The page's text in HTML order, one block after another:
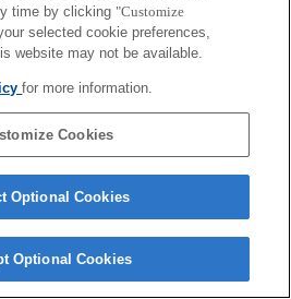
従して表示され、トラッキング開始
ない。
time by clicking "Customize
selected cookie preferences,
website may not be available.
for more information.
Cookies
Optional Cookies
Optional Cookies